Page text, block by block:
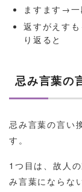
ますます→一
返すがえす
り返ると
忌み言葉の
忌み言葉の言い
す。
1つ目は、故人
み言葉にならな